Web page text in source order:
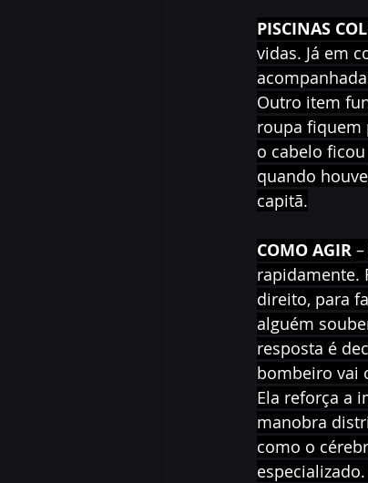
PISCINAS
vidas. Já em
Outro item
roupa fiquem
o cabelo
quando
capitã.
COMO AGIR
rapidamente.
direito, para
alguém
resposta é
bombeiro vai
Ela reforça a
manobra
como o